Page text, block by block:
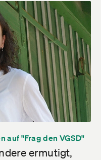
auf "Frag den VGSD"
ermutigt,